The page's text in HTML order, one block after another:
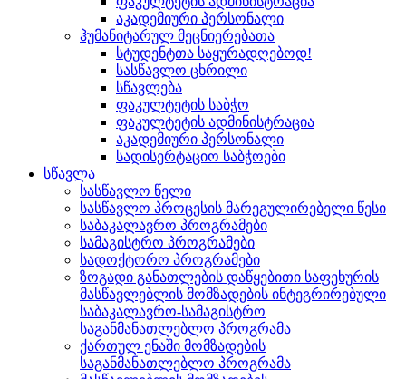
აკადემიური პერსონალი
ჰუმანიტარულ მეცნიერებათა
სტუდენტთა საყურადღებოდ!
სასწავლო ცხრილი
სწავლება
ფაკულტეტის საბჭო
ფაკულტეტის ადმინისტრაცია
აკადემიური პერსონალი
სადისერტაციო საბჭოები
სწავლა
სასწავლო წელი
სასწავლო პროცესის მარეგულირებელი წესი
საბაკალავრო პროგრამები
სამაგისტრო პროგრამები
სადოქტორო პროგრამები
ზოგადი განათლების დაწყებითი საფეხურის
მასწავლებლის მომზადების ინტეგრირებული
საბაკალავრო-სამაგისტრო
საგანმანათლებლო პროგრამა
ქართულ ენაში მომზადების
საგანმანათლებლო პროგრამა